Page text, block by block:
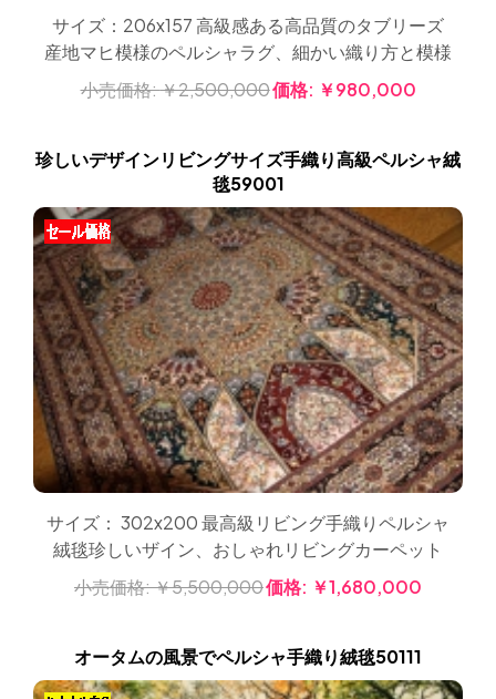
サイズ：206x157 高級感ある高品質のタブリーズ
産地マヒ模様のペルシャラグ、細かい織り方と模様
小売価格:￥2,500,000価格: ￥980,000
珍しいデザインリビングサイズ手織り高級ペルシャ絨
毯59001
サイズ： 302x200 最高級リビング手織りペルシャ
絨毯珍しいザイン、おしゃれリビングカーペット
小売価格:￥5,500,000価格: ￥1,680,000
オータムの風景でペルシャ手織り絨毯50111